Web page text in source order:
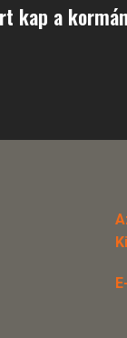
kap a